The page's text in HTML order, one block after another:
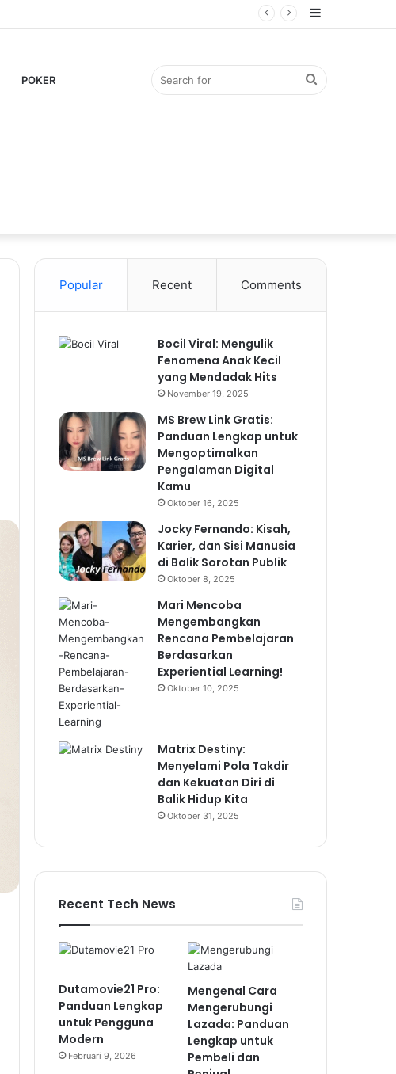
Sidebar
POKER Search
Popular Recent Comments
Bocil Viral: Mengulik
Fenomena Anak Kecil
yang Mendadak Hits
November 19, 2025
MS Brew Link Gratis:
Panduan Lengkap untuk
Mengoptimalkan
Pengalaman Digital
Kamu
Oktober 16, 2025
Jocky Fernando: Kisah,
Karier, dan Sisi Manusia
di Balik Sorotan Publik
Oktober 8, 2025
Mari Mencoba
Mengembangkan
Rencana Pembelajaran
Berdasarkan
Experiential Learning!
Oktober 10, 2025
Matrix Destiny:
Menyelami Pola Takdir
dan Kekuatan Diri di
Balik Hidup Kita
Oktober 31, 2025
Recent Tech News
Dutamovie21 Pro:
Panduan Lengkap
untuk Pengguna
Modern
Februari 9, 2026
Mengenal Cara
Mengerubungi
Lazada: Panduan
Lengkap untuk
Pembeli dan